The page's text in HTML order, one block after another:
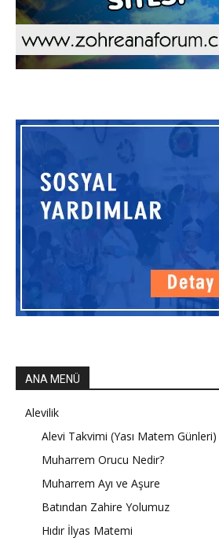
ANA MENÜ
Alevilik
Alevi Takvimi (Yası Matem Günleri)
Muharrem Orucu Nedir?
Muharrem Ayı ve Aşure
Batından Zahire Yolumuz
Hıdır İlyas Matemi